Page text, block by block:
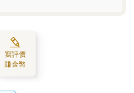
寫評價
賺金幣